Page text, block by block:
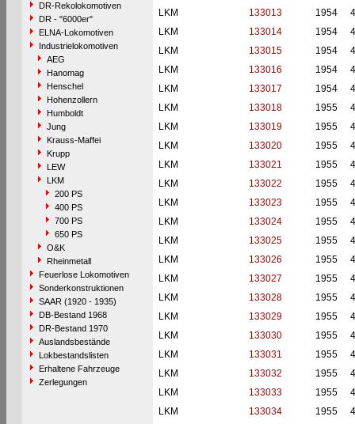
DR-Rekolokomotiven
DR - "6000er"
ELNA-Lokomotiven
Industrielokomotiven
AEG
Hanomag
Henschel
Hohenzollern
Humboldt
Jung
Krauss-Maffei
Krupp
LEW
LKM
200 PS
400 PS
700 PS
650 PS
O&K
Rheinmetall
Feuerlose Lokomotiven
Sonderkonstruktionen
SAAR (1920 - 1935)
DB-Bestand 1968
DR-Bestand 1970
Auslandsbestände
Lokbestandslisten
Erhaltene Fahrzeuge
Zerlegungen
LKM
133013 1954
LKM
133014 1954
LKM
133015 1954
LKM
133016 1954
LKM
133017 1954
LKM
133018 1955
LKM
133019 1955
LKM
133020 1955
LKM
133021 1955
LKM
133022 1955
LKM
133023 1955
LKM
133024 1955
LKM
133025 1955
LKM
133026 1955
LKM
133027 1955
LKM
133028 1955
LKM
133029 1955
LKM
133030 1955
LKM
133031 1955
LKM
133032 1955
LKM
133033 1955
LKM
133034 1955